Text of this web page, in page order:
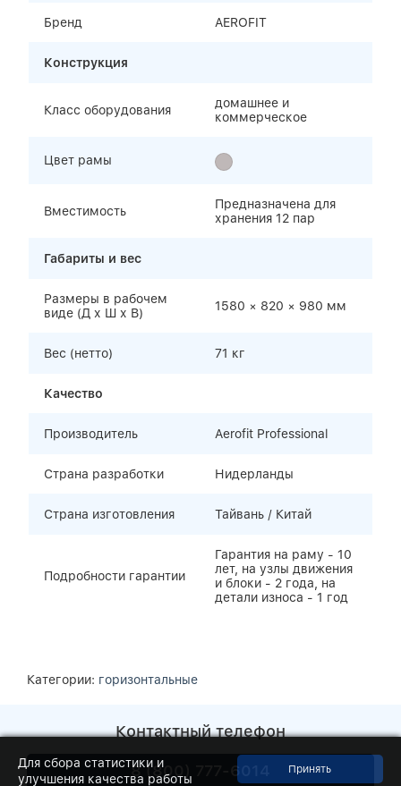
Бренд AEROFIT
Конструкция
Класс оборудования
домашнее и
коммерческое
Цвет рамы
Вместимость
Предназначена для
хранения 12 пар
Габариты и вес
Размеры в рабочем
виде (Д х Ш х В)
1580 × 820 × 980 мм
Вес (нетто) 71 кг
Качество
Производитель Aerofit Professional
Страна разработки Нидерланды
Страна изготовления Тайвань / Китай
Подробности гарантии
Гарантия на раму - 10
лет, на узлы движения
и блоки - 2 года, на
детали износа - 1 год
Категории: горизонтальные
Контактный телефон
8 (800) 777-6014
Для сбора статистики и
улучшения качества работы